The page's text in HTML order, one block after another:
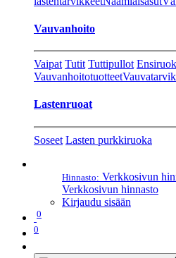
Vauvanhoito
Vaipat Tutit Tuttipullot
Vauvanhoitotuotteet
Lastenruoat
Soseet Lasten purkkiruoka
Hinnasto: Verkkosivun
Verkkosivun hinnasto
Kirjaudu sisään
0
0